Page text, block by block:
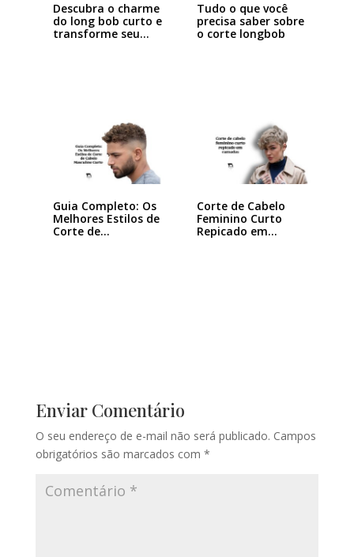
Descubra o charme
do long bob curto e
transforme seu…
Tudo o que você
precisa saber sobre
o corte longbob
Guia Completo: Os
Melhores Estilos de
Corte de…
Corte de Cabelo
Feminino Curto
Repicado em
Enviar Comentário
O seu endereço de e-mail não será publicado. Campos
obrigatórios são marcados com *